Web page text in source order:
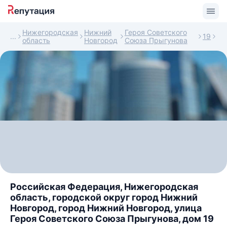
Нижегородская
область
Нижний
Новгород
Героя Советского
Союза Прыгунова
19
Российская Федерация, Нижегородская
область, городской округ город Нижний
Новгород, город Нижний Новгород, улица
Героя Советского Союза Прыгунова, дом 19